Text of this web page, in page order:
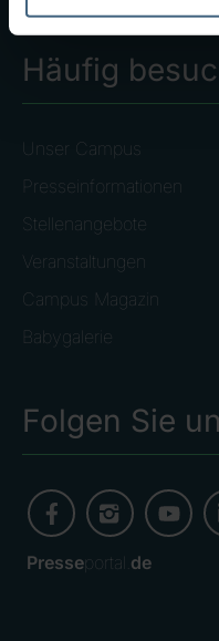
Häufig
Unser Campus
Presseinformationen
Stellenangebote
Veranstaltungen
Campus Magazin
Babygalerie
Folgen Sie
Presseportal. de